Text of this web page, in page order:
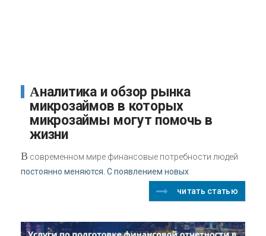
Аналитика и обзор рынка
микрозаймов в которых
микрозаймы могут помочь в
жизни
В современном мире финансовые потребности людей
постоянно меняются. С появлением новых
читать статью